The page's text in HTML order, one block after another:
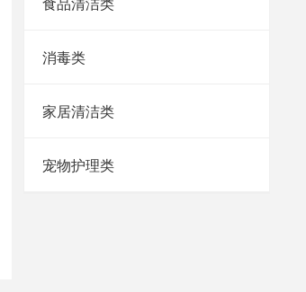
食品清洁类
消毒类
家居清洁类
宠物护理类